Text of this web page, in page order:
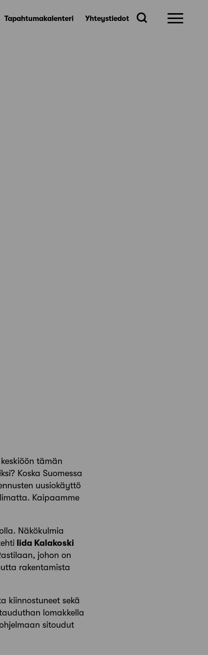
Tapahtumakalenteri Yhteystiedot
tämän
Koska Suomessa
uusiokäyttö
Kaipaamme
Näkökulmia
Iida Kalakoski
johon on
rakentamista
kiinnostuneet sekä
lomakkella
sitoudut